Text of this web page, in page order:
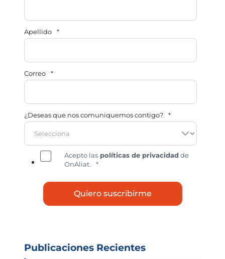
Apellido *
Correo *
¿Deseas que nos comuniquemos contigo? *
Acepto las políticas de privacidad de
OnAliat.
*
Publicaciones Recientes